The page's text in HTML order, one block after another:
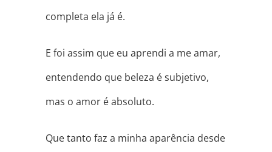
completa ela já é.
E foi assim que eu aprendi a me amar,
entendendo que beleza é subjetivo,
mas o amor é absoluto.
Que tanto faz a minha aparência desde